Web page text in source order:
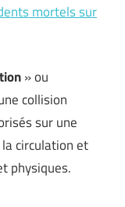
mortels sur
» ou
collision
sur une
circulation et
physiques.